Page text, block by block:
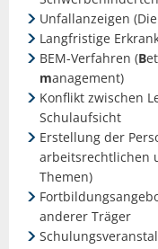
Unfallanzeigen
Langfristige
BEM-Verfahren (B
management)
Konflikt zwischen
Schulaufsicht
Erstellung der
arbeitsrechtlichen
Themen)
anderer Träger